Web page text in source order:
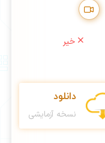
خیر
دانلود
نسخه آزمایشی